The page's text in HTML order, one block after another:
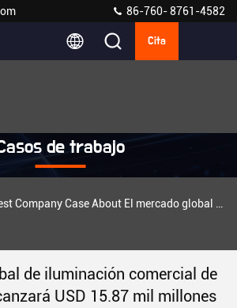
86-760- 8761-4582
Cita
de trabajo
de iluminación comercial de
USD 15.87 mil millones